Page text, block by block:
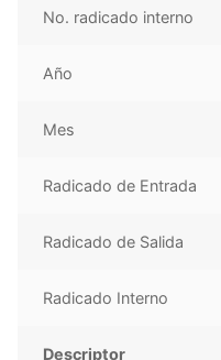
No. radicado interno
Año
Mes
Radicado de Entrada
Radicado de Salida
Radicado Interno
Descriptor